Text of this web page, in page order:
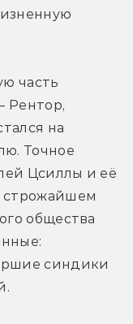
часть
Рентор,
на
Точное
Цсиллы и её
строжайшем
общества
синдики